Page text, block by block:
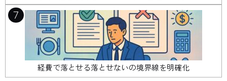
7
経費で落とせる落とせないの境界線を明確化